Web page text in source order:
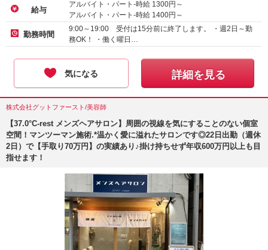
給与
アルバイト・パート-時給 1300円～
アルバイト・パート-時給 1400円～
勤務時間
9:00～19:00 受付は15分前に終了します。 ・週2日～勤
務OK！ ・働く曜日…
気になる 詳細を見る
株式会社グットファースト/美容師
【37.0°C-rest メンズヘアサロン】周囲の視線を気にすることのない個室
空間！マンツーマン施術.*温かく愛に溢れたサロンです◎22日出勤（週休
2日）で【手取り70万円】の実績あり♪掛け持ちせず年収600万円以上も目
指せます！